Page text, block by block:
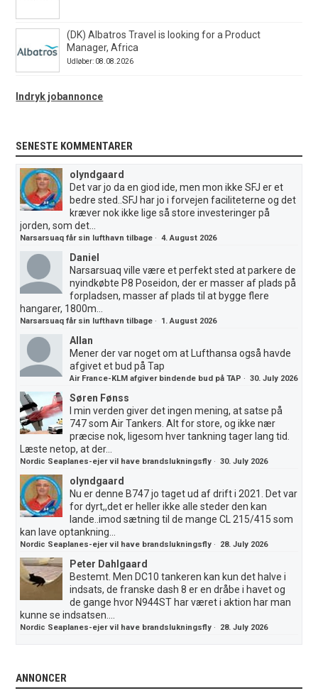
(DK) Albatros Travel is looking for a Product
Manager, Africa
Udløber: 08.08.2026
Indryk jobannonce
SENESTE KOMMENTARER
olyndgaard
Det var jo da en giod ide, men mon ikke SFJ er et
bedre sted..SFJ har jo i forvejen faciliteterne og det
kræver nok ikke lige så store investeringer på
jorden, som det...
Narsarsuaq får sin lufthavn tilbage ·4. August 2026
Daniel
Narsarsuaq ville være et perfekt sted at parkere de
nyindkøbte P8 Poseidon, der er masser af plads på
forpladsen, masser af plads til at bygge flere
hangarer, 1800m...
Narsarsuaq får sin lufthavn tilbage · 1. August 2026
Allan
Mener der var noget om at Lufthansa også havde
afgivet et bud på Tap
Air France-KLM afgiver bindende bud på TAP ·30. July 2026
Søren Fønss
I min verden giver det ingen mening, at satse på
747 som Air Tankers. Alt for store, og ikke nær
præcise nok, ligesom hver tankning tager lang tid.
Læste netop, at der...
Nordic Seaplanes-ejer vil have brandslukningsfly ·30. July 2026
olyndgaard
Nu er denne B747 jo taget ud af drift i 2021. Det var
for dyrt,,det er heller ikke alle steder den kan
lande..imod sætning til de mange CL 215/415 som
kan lave optankning...
Nordic Seaplanes-ejer vil have brandslukningsfly · 28. July 2026
Peter Dahlgaard
Bestemt. Men DC10 tankeren kan kun det halve i
indsats, de franske dash 8 er en dråbe i havet og
de gange hvor N944ST har været i aktion har man
kunne se indsatsen....
Nordic Seaplanes-ejer vil have brandslukningsfly · 28. July 2026
ANNONCER